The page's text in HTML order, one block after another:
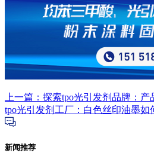
上一篇：探索tpo光引发剂品牌：产
tpo光引发剂工厂：白色丝印油墨如
新闻推荐